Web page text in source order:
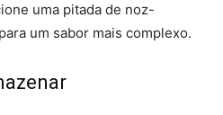
uma pitada de noz-
um sabor mais complexo.